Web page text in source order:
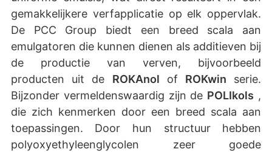
gemakkelijkere verfapplicatie op elk oppervlak.
De PCC Group biedt een breed scala aan
emulgatoren die kunnen dienen als additieven bij
de productie van verven, bijvoorbeeld
producten uit de ROKAnol of ROKwin serie.
Bijzonder vermeldenswaardig zijn de POLIkols ,
die zich kenmerken door een breed scala aan
toepassingen. Door hun structuur hebben
polyoxyethyleenglycolen zeer goede